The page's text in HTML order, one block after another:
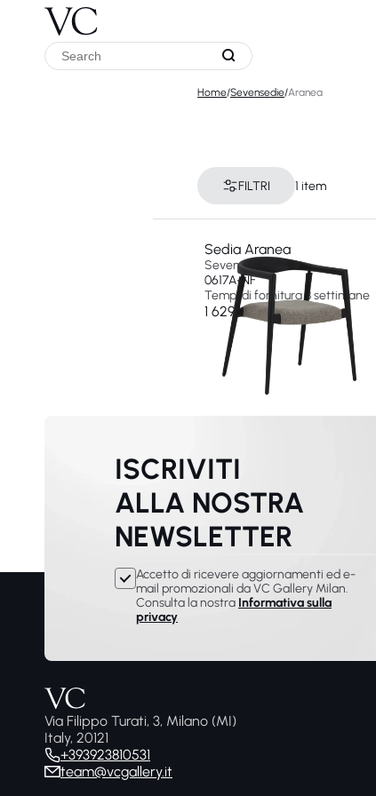
Home/Sevensedie/Aranea
FILTRI 1 item
Sedia Aranea
Sevensedie
0617A-NF
Tempi di fornitura 8 settimane
1 629 €
ISCRIVITI
ALLA NOSTRA
NEWSLETTER
Accetto di ricevere aggiornamenti ed e-
mail promozionali da VC Gallery Milan.
Consulta la nostra Informativa sulla
privacy
Via Filippo Turati, 3, Milano (MI)
Italy, 20121
+393923810531
team@vcgallery.it